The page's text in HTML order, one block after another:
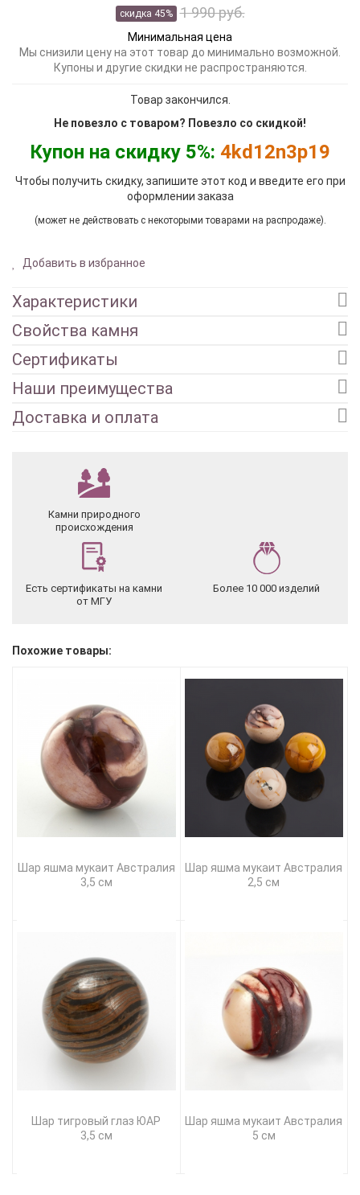
скидка 45% 1 990 руб.
Минимальная цена
Мы снизили цену на этот товар до минимально возможной.
Купоны и другие скидки не распространяются.
Товар закончился.
Не повезло с товаром? Повезло со скидкой!
Купон на скидку 5%: 4kd12n3p19
Чтобы получить скидку, запишите этот код и введите его при
оформлении заказа
(может не действовать с некоторыми товарами на распродаже).
Добавить в избранное
Характеристики
Свойства камня
Сертификаты
Наши преимущества
Доставка и оплата
Камни природного
происхождения
Есть сертификаты на камни
от МГУ
Более 10 000 изделий
Похожие товары:
Шар яшма мукаит Австралия
3,5 см
Шар яшма мукаит Австралия
2,5 см
Шар тигровый глаз ЮАР
3,5 см
Шар яшма мукаит Австралия
5 см